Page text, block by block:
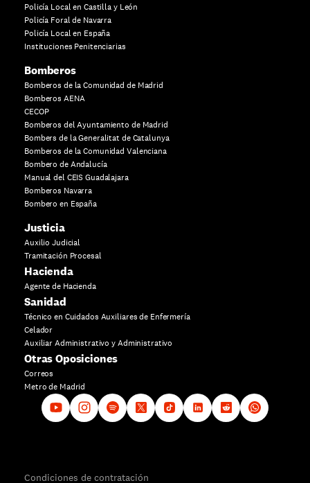
Policía Local en Castilla y León
Policía Foral de Navarra
Policía Local en España
Instituciones Penitenciarias
Bomberos
Bomberos de la Comunidad de Madrid
Bomberos AENA
CECOP
Bomberos del Ayuntamiento de Madrid
Bombers de la Generalitat de Catalunya
Bomberos de la Comunidad Valenciana
Bombero de Andalucía
Manual del CEIS Guadalajara
Bomberos Navarra
Bombero en España
Justicia
Auxilio Judicial
Tramitación Procesal
Hacienda
Agente de Hacienda
Sanidad
Técnico en Cuidados Auxiliares de Enfermería
Celador
Auxiliar Administrativo y Administrativo
Otras Oposiciones
Correos
Metro de Madrid
Condiciones de contratación